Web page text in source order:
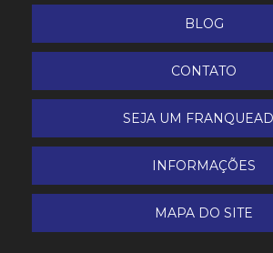
Pregador Pneumático
Projetora de Chapisco e Argamassa
Retroescavadeira John Deere
BLOG
CONTATO
SEJA UM
INFORMAÇÕES
MAPA DO SITE